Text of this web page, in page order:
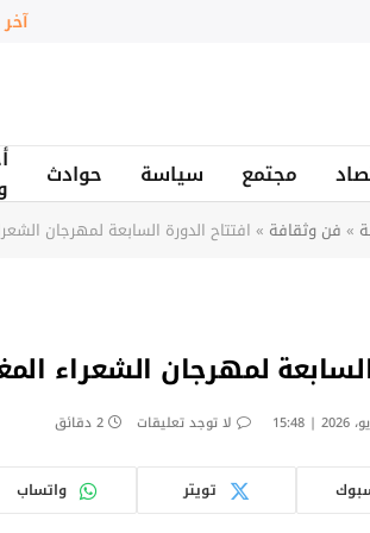
مجتمع سياسة حوادث
» فن وثقافة » افتتاح الدورة السابعة لمهرجان
لمهرجان الشعراء
لا توجد تعليقات 2 دقائق
تويتر واتساب